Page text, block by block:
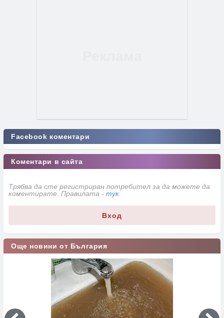
Facebook коментари
Коментари в сайта
Трябва да сте регистриран потребител за да можете да
коментирате. Правилата - тук
Вход
Още новини от България